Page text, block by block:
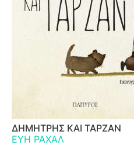
ΔΗΜΗΤΡΗΣ ΚΑΙ ΤΑΡΖΑΝ
ΕΥΗ ΡΑΧΑΛ